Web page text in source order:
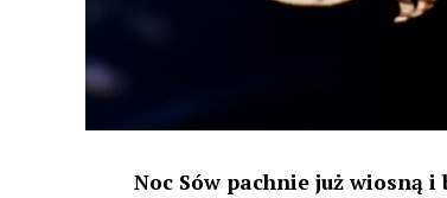
Noc Sów pachnie już wiosną